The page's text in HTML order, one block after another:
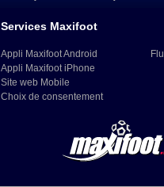
Services Maxifoot
Appli Maxifoot Android
Appli Maxifoot iPhone
Site web Mobile
Choix de consentement